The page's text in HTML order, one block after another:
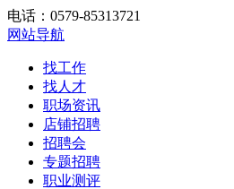
电话：0579-85313721
网站导航
找工作
找人才
职场资讯
店铺招聘
招聘会
专题招聘
职业测评